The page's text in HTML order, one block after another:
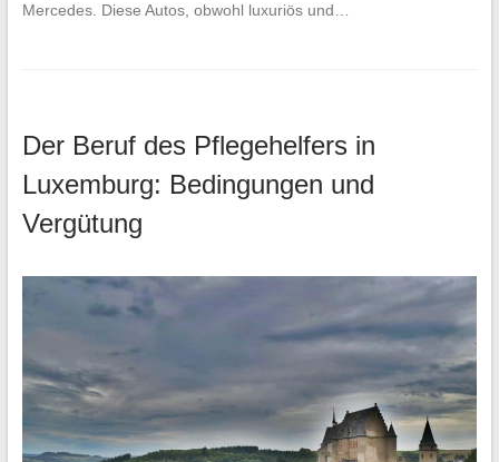
Mercedes. Diese Autos, obwohl luxuriös und…
Der Beruf des Pflegehelfers in
Luxemburg: Bedingungen und
Vergütung